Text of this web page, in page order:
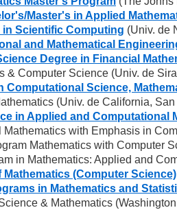
Master's in Applied
in Scientific Computing (Univ. de
and Mathematical
Degree in Financial
& Computer Science (Univ. de
Computational Science,
(Univ. de California,
in Applied and Computational
with Emphasis in
Mathematics with Computer
in Mathematics: Applied and
Mathematics (Computer Science)
in Mathematics and
& Mathematics